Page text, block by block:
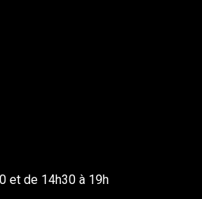
et de 14h30 à 19h